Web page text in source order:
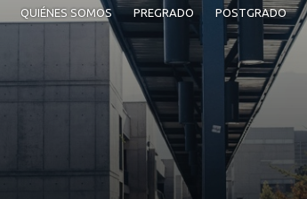
QUIÉNES SOMOS PREGRADO POSTGRADO